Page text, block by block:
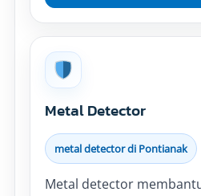
Metal Detector
metal detector di Pontianak
Metal detector